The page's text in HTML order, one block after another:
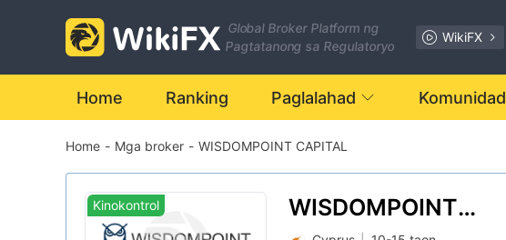
Global Broker Platform ng
Pagtatanong sa Regulatoryo
WikiFX
Home Ranking Paglalahad Komunidad
Home - Mga broker - WISDOMPOINT CAPITAL
Kinokontrol
0
1
2
3
1
2
3
4
0
1
2
3
WISDOMPOINT